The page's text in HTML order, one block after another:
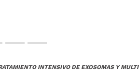
INTENSIVO DE EXOSOMAS Y